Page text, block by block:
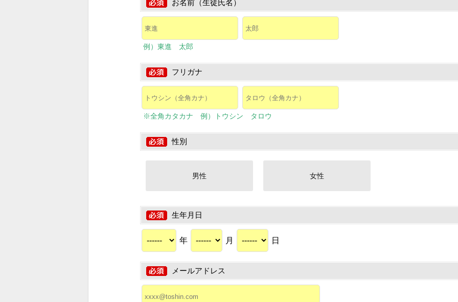
お名前（生徒氏名）
例）東進 太郎
フリガナ
※全角カタカナ 例）トウシン タロウ
性別
男性 女性
生年月日
年 月 日
メールアドレス